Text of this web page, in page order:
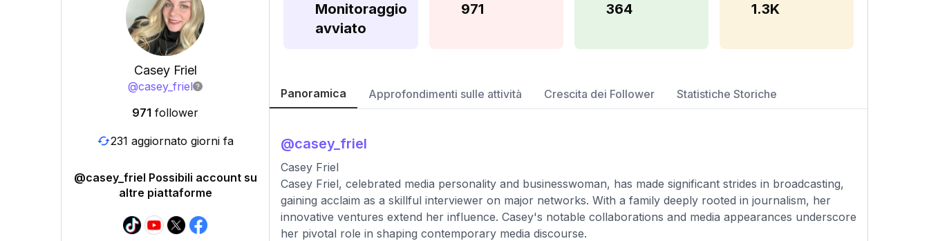
Casey Friel
@casey_friel
971 follower
231 aggiornato giorni fa
@casey_friel Possibili account su
altre piattaforme
Monitoraggio
avviato
971 364 1.3K
Panoramica Approfondimenti sulle attività Crescita dei Follower Statistiche Storiche
@casey_friel
Casey Friel
Casey Friel, celebrated media personality and businesswoman, has made significant strides in broadcasting,
gaining acclaim as a skillful interviewer on major networks. With a family deeply rooted in journalism, her
innovative ventures extend her influence. Casey's notable collaborations and media appearances underscore
her pivotal role in shaping contemporary media discourse.